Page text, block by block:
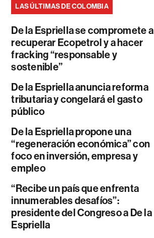
LAS ÚLTIMAS DE COLOMBIA
De la Espriella se compromete a
recuperar Ecopetrol y a hacer
fracking “responsable y
sostenible”
De la Espriella anuncia reforma
tributaria y congelará el gasto
público
De la Espriella propone una
“regeneración económica” con
foco en inversión, empresa y
empleo
“Recibe un país que enfrenta
innumerables desafíos”:
presidente del Congreso a De la
Espriella